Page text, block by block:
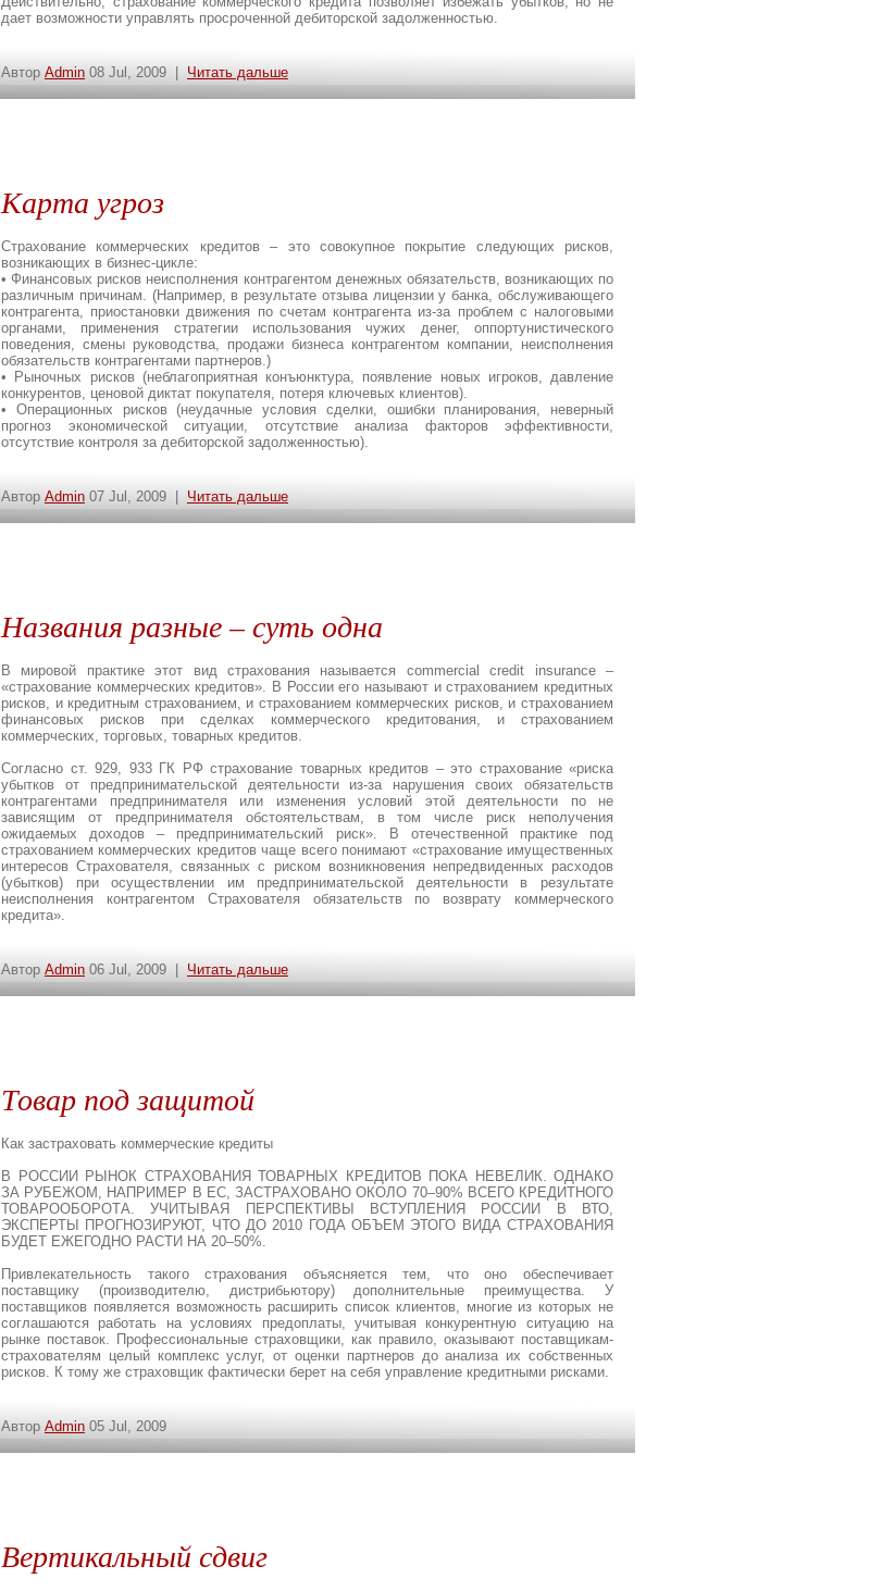
дает возможности управлять просроченной дебиторской задолженностью.
Автор Admin 08 Jul, 2009 | Читать дальше
Карта угроз
Страхование коммерческих кредитов – это совокупное покрытие следующих рисков,
возникающих в бизнес-цикле:
• Финансовых рисков неисполнения контрагентом денежных обязательств, возникающих по
различным причинам. (Например, в результате отзыва лицензии у банка, обслуживающего
контрагента, приостановки движения по счетам контрагента из-за проблем с налоговыми
органами, применения стратегии использования чужих денег, оппортунистического
поведения, смены руководства, продажи бизнеса контрагентом компании, неисполнения
обязательств контрагентами партнеров.)
• Рыночных рисков (неблагоприятная конъюнктура, появление новых игроков, давление
конкурентов, ценовой диктат покупателя, потеря ключевых клиентов).
• Операционных рисков (неудачные условия сделки, ошибки планирования, неверный
прогноз экономической ситуации, отсутствие анализа факторов эффективности,
отсутствие контроля за дебиторской задолженностью).
Автор Admin 07 Jul, 2009 | Читать дальше
Названия разные – суть одна
В мировой практике этот вид страхования называется commercial credit insurance –
«страхование коммерческих кредитов». В России его называют и страхованием кредитных
рисков, и кредитным страхованием, и страхованием коммерческих рисков, и страхованием
финансовых рисков при сделках коммерческого кредитования, и страхованием
коммерческих, торговых, товарных кредитов.
Согласно ст. 929, 933 ГК РФ страхование товарных кредитов – это страхование «риска
убытков от предпринимательской деятельности из-за нарушения своих обязательств
контрагентами предпринимателя или изменения условий этой деятельности по не
зависящим от предпринимателя обстоятельствам, в том числе риск неполучения
ожидаемых доходов – предпринимательский риск». В отечественной практике под
страхованием коммерческих кредитов чаще всего понимают «страхование имущественных
интересов Страхователя, связанных с риском возникновения непредвиденных расходов
(убытков) при осуществлении им предпринимательской деятельности в результате
неисполнения контрагентом Страхователя обязательств по возврату коммерческого
кредита».
Автор Admin 06 Jul, 2009 | Читать дальше
Товар под защитой
Как застраховать коммерческие кредиты
В РОССИИ РЫНОК СТРАХОВАНИЯ ТОВАРНЫХ КРЕДИТОВ ПОКА НЕВЕЛИК. ОДНАКО
ЗА РУБЕЖОМ, НАПРИМЕР В ЕС, ЗАСТРАХОВАНО ОКОЛО 70–90% ВСЕГО КРЕДИТНОГО
ТОВАРООБОРОТА. УЧИТЫВАЯ ПЕРСПЕКТИВЫ ВСТУПЛЕНИЯ РОССИИ В ВТО,
ЭКСПЕРТЫ ПРОГНОЗИРУЮТ, ЧТО ДО 2010 ГОДА ОБЪЕМ ЭТОГО ВИДА СТРАХОВАНИЯ
БУДЕТ ЕЖЕГОДНО РАСТИ НА 20–50%.
Привлекательность такого страхования объясняется тем, что оно обеспечивает
поставщику (производителю, дистрибьютору) дополнительные преимущества. У
поставщиков появляется возможность расширить список клиентов, многие из которых не
соглашаются работать на условиях предоплаты, учитывая конкурентную ситуацию на
рынке поставок. Профессиональные страховщики, как правило, оказывают поставщикам-
страхователям целый комплекс услуг, от оценки партнеров до анализа их собственных
рисков. К тому же страховщик фактически берет на себя управление кредитными рисками.
Автор Admin 05 Jul, 2009
Вертикальный сдвиг